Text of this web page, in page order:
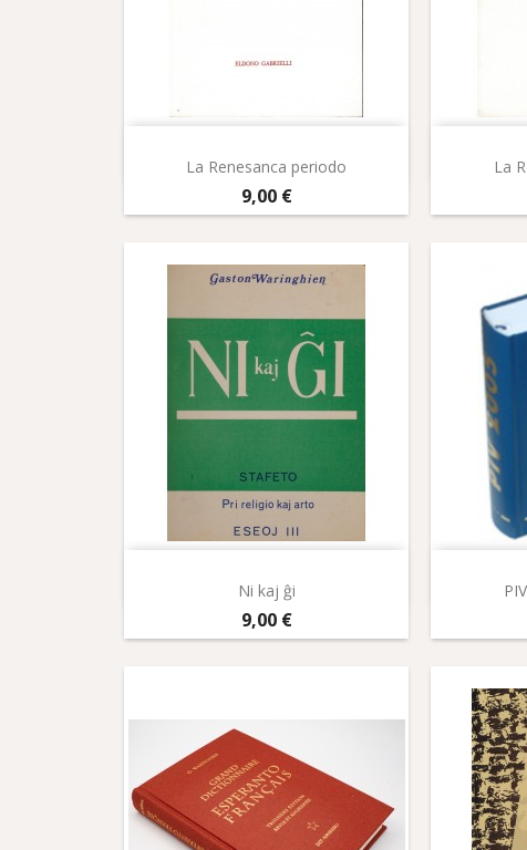
La Renesanca periodo
Prix
9,00 €
La
Ni kaj ĝi
Prix
9,00 €